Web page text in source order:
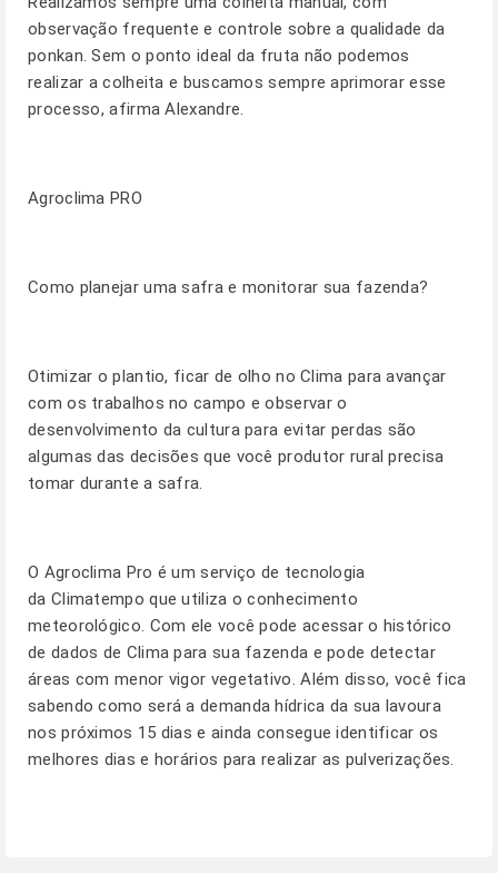
observação frequente e controle sobre a qualidade da
ponkan. Sem o ponto ideal da fruta não podemos
realizar a colheita e buscamos sempre aprimorar esse
processo, afirma Alexandre.
Agroclima PRO
Como planejar uma safra e monitorar sua fazenda?
Otimizar o plantio, ficar de olho no Clima para avançar
com os trabalhos no campo e observar o
desenvolvimento da cultura para evitar perdas são
algumas das decisões que você produtor rural precisa
tomar durante a safra.
O Agroclima Pro é um serviço de tecnologia
da Climatempo que utiliza o conhecimento
meteorológico. Com ele você pode acessar o histórico
de dados de Clima para sua fazenda e pode detectar
áreas com menor vigor vegetativo. Além disso, você fica
sabendo como será a demanda hídrica da sua lavoura
nos próximos 15 dias e ainda consegue identificar os
melhores dias e horários para realizar as pulverizações.